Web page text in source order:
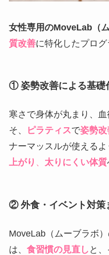
女性専用のMoveLab（ム
質改善に特化したプログ
① 姿勢改善による基礎
寒さで身体が丸まり、
そ、
ピラティスで姿勢改
ナーマッスルが使えるよ
上がり 、 太りにくい体質
② 外食・イベント対策
MoveLab（ムーブラボ
は、 食習慣の見直し と